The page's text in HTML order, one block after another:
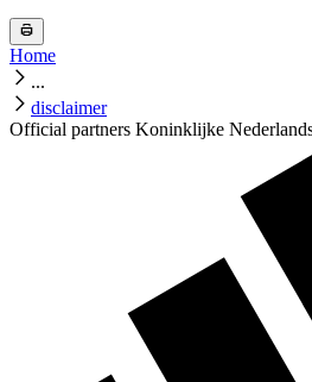
Home
...
disclaimer
Official partners Koninklijke